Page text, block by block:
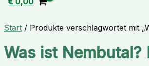
Start / Produkte verschlagwortet mit
Was ist